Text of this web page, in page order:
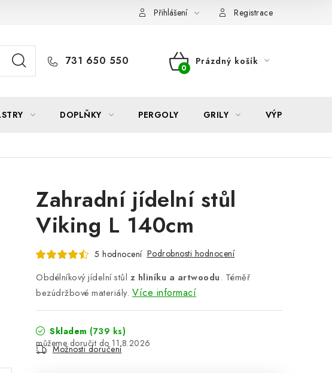
údajů Formulář odstoupení od smlouvy
Přihlášení Registrace
731 650 550
NÁKUPNÍ
Prázdný košík
DOPLŇKY PERGOLY GRILY VÝPRODEJ
Zahradní jídelní stůl
Viking L 140cm
5 hodnocení Podrobnosti hodnocení
Obdélníkový jídelní stůl z hliníku a artwoodu. Téměř
bezúdržbové materiály. Více informací
Skladem (739 ks)
11.8.2026
Možnosti doručení